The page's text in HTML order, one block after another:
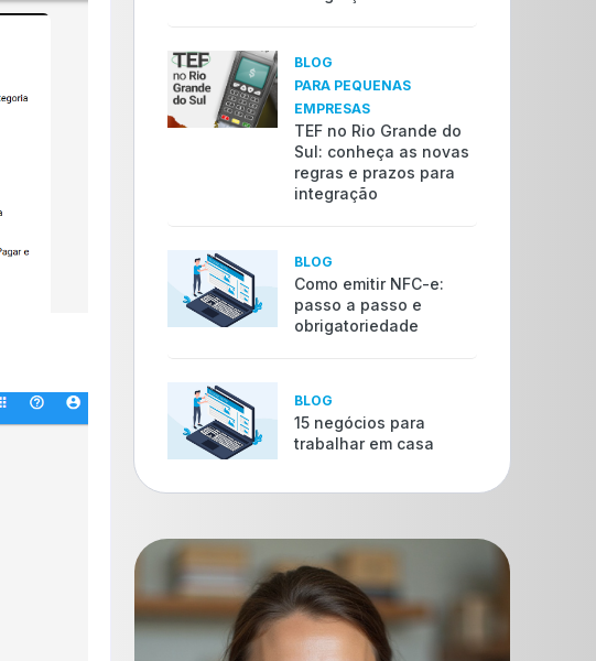
BLOG
PARA PEQUENAS
EMPRESAS
TEF no Rio Grande do
Sul: conheça as novas
regras e prazos para
integração
BLOG
Como emitir NFC-e:
passo a passo e
obrigatoriedade
BLOG
15 negócios para
trabalhar em casa